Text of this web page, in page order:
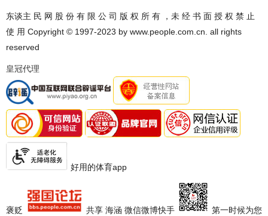
东谈主 民 网 股 份 有 限 公 司 版 权 所 有 ，未 经 书 面 授 权 禁 止
使 用 Copyright © 1997-2023 by www.people.com.cn. all rights
reserved
皇冠代理
好用的体育app
褒贬 共享 海涵 微信微博快手 第一时候为您